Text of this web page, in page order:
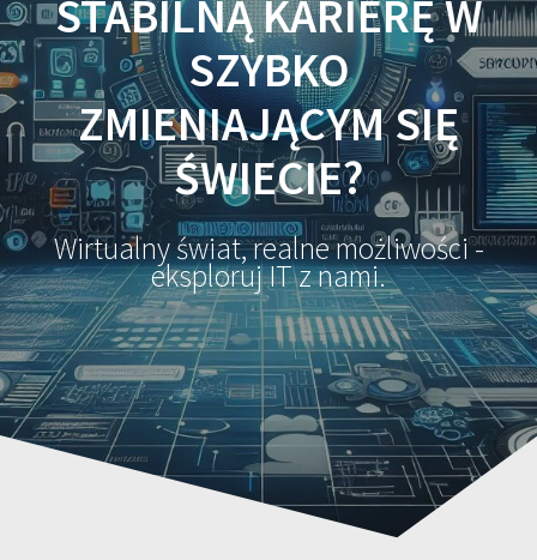
STABILNĄ KARIERĘ W
SZYBKO
ZMIENIAJĄCYM SIĘ
ŚWIECIE?
Wirtualny świat, realne możliwości -
eksploruj IT z nami.